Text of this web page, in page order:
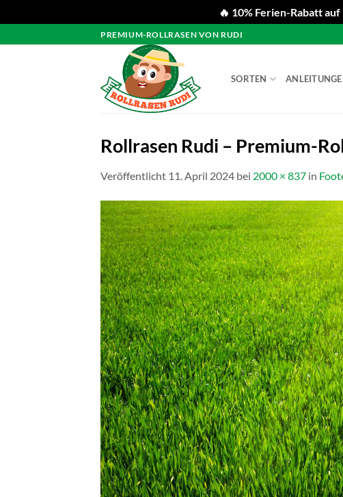
🔥 10% Ferien-Rabatt
Inhalt
PREMIUM-ROLLRASEN VON RUDI
SORTEN
Rollrasen Rudi – Premium-
Veröffentlicht 11. April 2024 bei 2000 × 837 in